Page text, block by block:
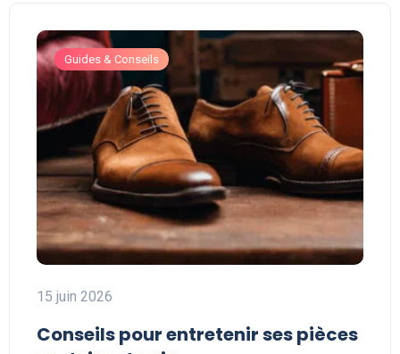
Guides & Conseils
15 juin 2026
Conseils pour entretenir ses pièces